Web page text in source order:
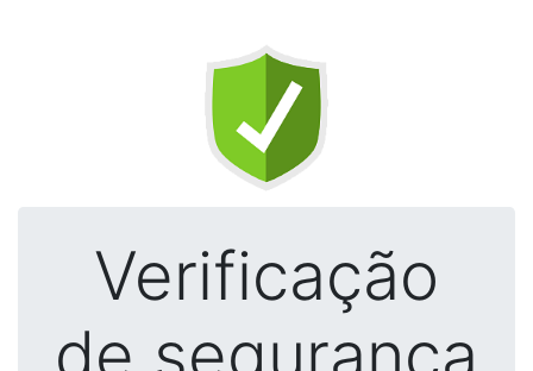
Verificação